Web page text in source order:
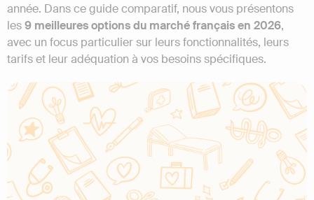
année. Dans ce guide comparatif, nous vous présentons
les9 meilleures options du marché français en 2026,
avec un focus particulier sur leurs fonctionnalités, leurs
tarifs et leur adéquation à vos besoins spécifiques.